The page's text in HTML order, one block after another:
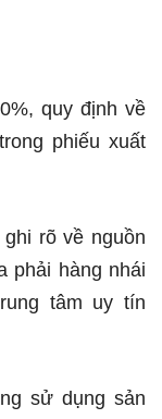
quy định về
phiếu xuất
rõ về nguồn
phải hàng nhái
tâm uy tín
sử dụng sản